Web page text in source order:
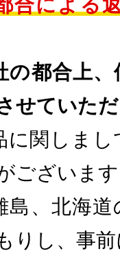
合による
の都合上
せていただ
に関しま
ございます
島、北海
りし、事